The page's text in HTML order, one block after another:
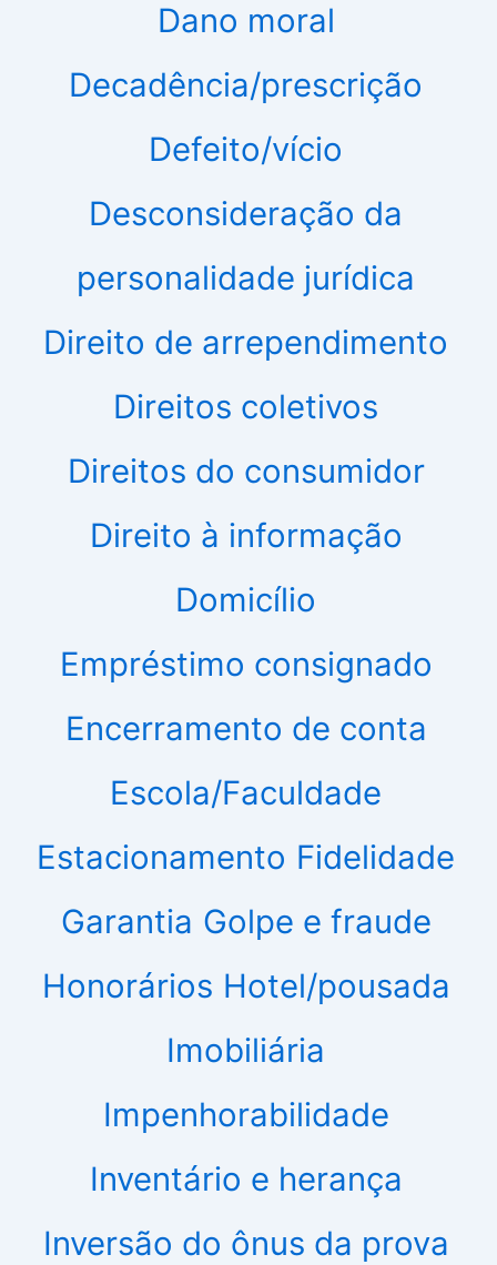
Dano moral
Decadência/prescrição
Defeito/vício
Desconsideração da
personalidade jurídica
Direito de arrependimento
Direitos coletivos
Direitos do consumidor
Direito à informação
Domicílio
Empréstimo consignado
Encerramento de conta
Escola/Faculdade
Estacionamento Fidelidade
Garantia Golpe e fraude
Honorários Hotel/pousada
Imobiliária
Impenhorabilidade
Inventário e herança
Inversão do ônus da prova